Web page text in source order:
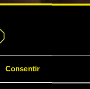
Consentir